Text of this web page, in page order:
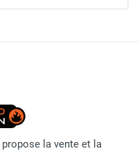
propose la vente et la